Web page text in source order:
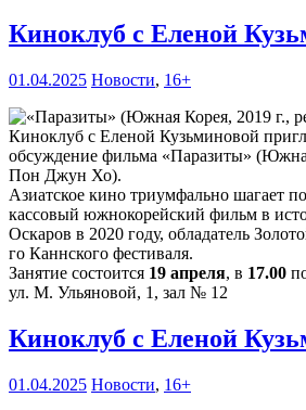
Киноклуб с Еленой
01.04.2025 Новости, 16+
Киноклуб с Еленой Кузьминовой
обсуждение фильма «Паразиты»
Пон Джун Хо).
Азиатское кино триумфально шагает
кассовый южнокорейский фильм в
Оскаров в 2020 году, обладатель
го Каннского фестиваля.
Занятие состоится 19 апреля, в 17.00
ул. М. Ульяновой, 1, зал № 12
Киноклуб с Еленой
01.04.2025 Новости, 16+